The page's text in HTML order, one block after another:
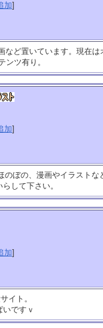
加]
など置いています。現在
ンツ有り。
加]
のぼの、漫画やイラスト
して下さい。
加]
イト。
ですｖ